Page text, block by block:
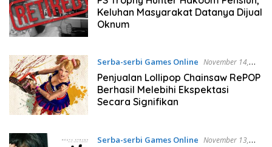
Keluhan Masyarakat Datanya Dijual
Oknum
Serba-serbi Games Online November 14,
2024
Penjualan Lollipop Chainsaw RePOP
Berhasil Melebihi Ekspektasi
Secara Signifikan
Serba-serbi Games Online November 13,